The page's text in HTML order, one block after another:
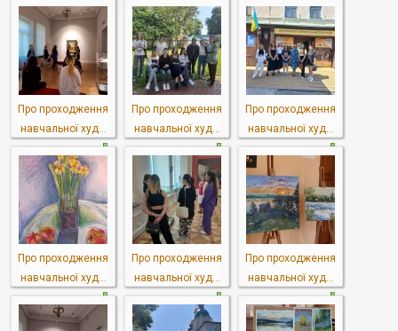
Про проходження
навчальної худ...
Про проходження
навчальної худ...
Про проходження
навчальної худ...
Про проходження
навчальної худ...
Про проходження
навчальної худ...
Про проходження
навчальної худ...